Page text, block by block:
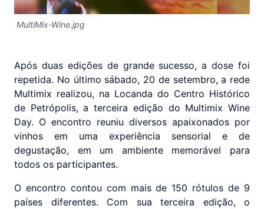
MultiMix-Wine.jpg
Após duas edições de grande sucesso, a dose foi
repetida. No último sábado, 20 de setembro, a rede
Multimix realizou, na Locanda do Centro Histórico
de Petrópolis, a terceira edição do Multimix Wine
Day. O encontro reuniu diversos apaixonados por
vinhos em uma experiência sensorial e de
degustação, em um ambiente memorável para
todos os participantes.
O encontro contou com mais de 150 rótulos de 9
países diferentes. Com sua terceira edição, o